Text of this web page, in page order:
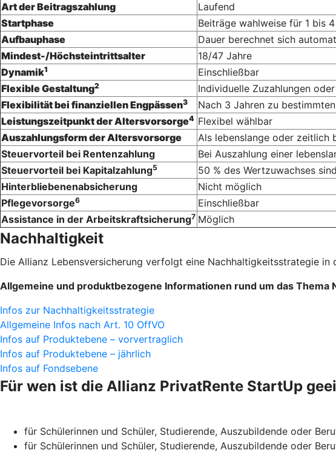
Art der Beitragszahlung
Laufend
Startphase
Beiträge wahlweise für 1 bis
Aufbauphase
Dauer berechnet sich
Mindest-/Höchsteintrittsalter
18/47 Jahre
Dynamik1
Einschließbar
Flexible Gestaltung2
Individuelle Zuzahlungen
Flexibilität bei finanziellen Engpässen3
Nach 3 Jahren zu
Leistungszeitpunkt der Altersvorsorge4 Flexibel wählbar
Auszahlungsform der Altersvorsorge
Als lebenslange oder zeitlich
Steuervorteil bei Rentenzahlung
Bei Auszahlung einer
Steuervorteil bei Kapitalzahlung5
50 % des Wertzuwachses
Hinterbliebenenabsicherung
Nicht möglich
Pflegevorsorge6
Einschließbar
Assistance in der Arbeitskraftsicherung7 Möglich
Nachhaltigkeit
Die Allianz Lebensversicherung verfolgt eine Nachhaltigkeitsstrategie in
Allgemeine und produktbezogene Informationen rund um das Thema
Infos zur Nachhaltigkeitsstrategie
Allgemeine Infos nach Art. 10 OffVO
Infos auf Produktebene – vorvertraglich
Infos auf Produktebene – jährlich
Infos auf Fondsebene
Für wen ist die Allianz Privat­Rente StartUp
für Schülerinnen und Schüler, Studierende, Auszubildende oder
für Schülerinnen und Schüler, Studierende, Auszubildende oder